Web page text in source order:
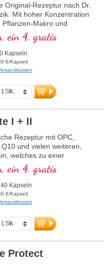
Original-Rezeptur nach Dr.
Mit hoher Konzentration
Pflanzen-Makro und
Mit wertvollem OPC,
Resveratrol, rotem
Vitamin E und vielen
Mikronährstoffe. Optimal
die Rezeptur Herz forte 2.
eigener Produktion in
traditionsreichem
hoher Pflanzenstoff-,
unter
Dr. med. Alexander
ein 4. gratis
Kapseln
€/Kapsel)
I + II
Rezeptur mit OPC,
und vielen weiteren,
welches zu einer
beiträgt. (Rezeptur
2)
ein 4. gratis
Kapseln
€/Kapsel)
Protect